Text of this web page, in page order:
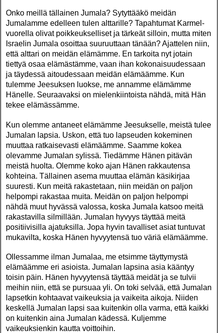
Onko meillä tällainen Jumala? Sytyttääkö meidän
Jumalamme edelleen tulen alttarille? Tapahtumat Karmel-
vuorella olivat poikkeukselliset ja tärkeät silloin, mutta miten
Israelin Jumala osoittaa suuruuttaan tänään? Ajattelen niin,
että alttari on meidän elämämme. En tarkoita nyt jotain
tiettyä osaa elämästämme, vaan ihan kokonaisuudessaan
ja täydessä aitoudessaan meidän elämäämme. Kun
tulemme Jeesuksen luokse, me annamme elämämme
Hänelle. Seuraavaksi on mielenkiintoista nähdä, mitä Hän
tekee elämässämme.
Kun olemme antaneet elämämme Jeesukselle, meistä tulee
Jumalan lapsia. Uskon, että tuo lapseuden kokeminen
muuttaa ratkaisevasti elämäämme. Saamme kokea
olevamme Jumalan sylissä. Tiedämme Hänen pitävän
meistä huolta. Olemme koko ajan Hänen rakkautensa
kohteina. Tällainen asema muuttaa elämän käsikirjaa
suuresti. Kun meitä rakastetaan, niin meidän on paljon
helpompi rakastaa muita. Meidän on paljon helpompi
nähdä muut hyvässä valossa, koska Jumala katsoo meitä
rakastavilla silmillään. Jumalan hyvyys täyttää meitä
positiivisilla ajatuksilla. Jopa hyvin tavalliset asiat tuntuvat
mukavilta, koska Hänen hyvyytensä tuo väriä elämäämme.
Ollessamme ilman Jumalaa, me etsimme täyttymystä
elämäämme eri asioista. Jumalan lapsina asia kääntyy
toisin päin. Hänen hyvyytensä täyttää meidät ja se tulvii
meihin niin, että se pursuaa yli. On toki selvää, että Jumalan
lapsetkin kohtaavat vaikeuksia ja vaikeita aikoja. Niiden
keskellä Jumalan lapsi saa kuitenkin olla varma, että kaikki
on kuitenkin aina Jumalan kädessä. Kuljemme
vaikeuksienkin kautta voittoihin.